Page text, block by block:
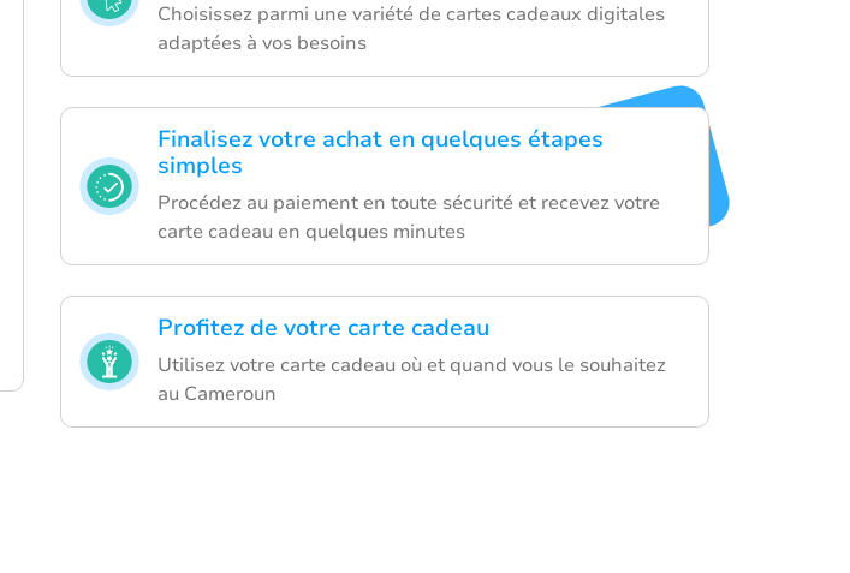
Choisissez parmi une variété de cartes cadeaux digitales
adaptées à vos besoins
Finalisez votre achat en quelques étapes
simples
Procédez au paiement en toute sécurité et recevez votre
carte cadeau en quelques minutes
Profitez de votre carte cadeau
Utilisez votre carte cadeau où et quand vous le souhaitez
au Cameroun